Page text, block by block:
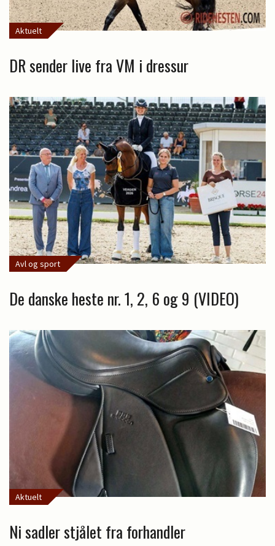
Aktuelt
DR sender live fra VM i dressur
Avl og sport
De danske heste nr. 1, 2, 6 og 9 (VIDEO)
Aktuelt
Ni sadler stjålet fra forhandler